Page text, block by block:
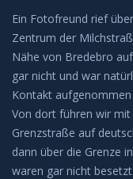
Lichtsäulen
Meeresleuchten
Mondhalos
Oppositionseffekt
Ein Fotofreund rief
Zentrum der
Nähe von Bredebro
gar nicht und war
Kontakt
Von dort führen wir mit
Grenzstraße auf
dann über die Grenze
waren gar nicht